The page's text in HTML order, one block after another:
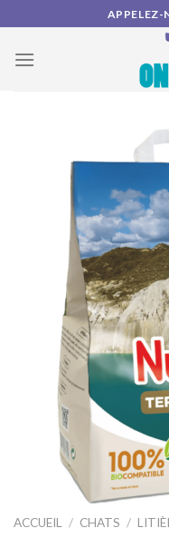
to
content
APPELEZ-
ACCUEIL / CHATS /